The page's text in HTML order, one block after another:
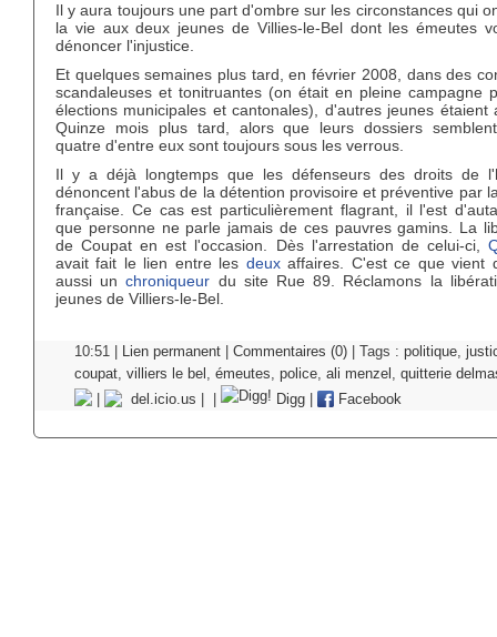
Il y aura toujours une part d'ombre sur les circonstances qui
la vie aux deux jeunes de Villies-le-Bel dont les émeutes
dénoncer l'injustice.
Et quelques semaines plus tard, en février 2008, dans des
scandaleuses et tonitruantes (on était en pleine campagne
élections municipales et cantonales), d'autres jeunes étaient
Quinze mois plus tard, alors que leurs dossiers
quatre d'entre eux sont toujours sous les verrous.
Il y a déjà longtemps que les défenseurs des droits de
dénoncent l'abus de la détention provisoire et préventive par
française. Ce cas est particulièrement flagrant, il l'est
que personne ne parle jamais de ces pauvres gamins. La
de Coupat en est l'occasion. Dès l'arrestation de celui-ci,
avait fait le lien entre les deuxaffaires. C'est ce que vient
aussi unchroniqueur du site Rue 89. Réclamons la
jeunes de Villiers-le-Bel.
10:51 | Lien permanent Commentaires (0) | Tags : politique,
coupat, villiers le bel , émeutes, police, ali menzel , quitterie
del.icio.us Digg Facebook